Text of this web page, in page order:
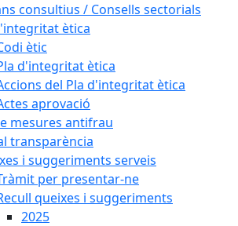
consultius / Consells sectorials
ètica
ètic
d'integritat ètica
del Pla d'integritat ètica
aprovació
mesures antifrau
transparència
i suggeriments serveis
per presentar-ne
queixes i suggeriments
2025